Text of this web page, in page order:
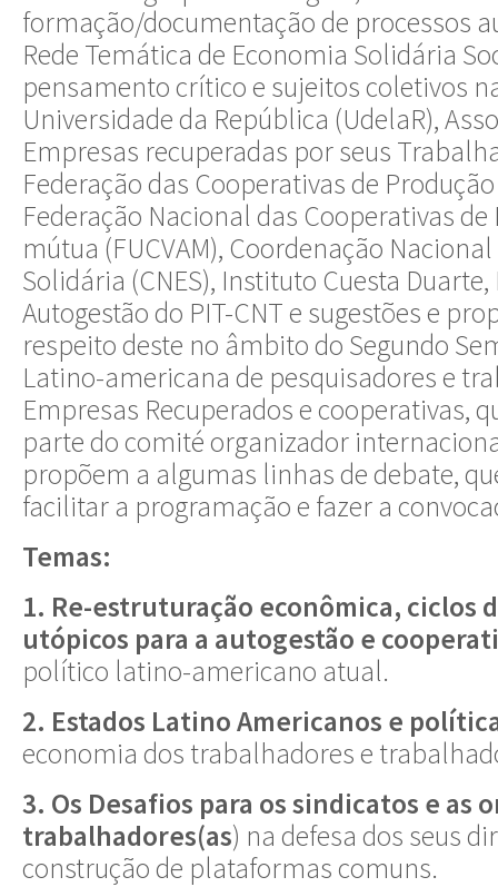
formação/documentação de processos
Rede Temática de Economia Solidária
pensamento crítico e sujeitos coletivos
Universidade da República (UdelaR),
Empresas recuperadas por seus
Federação das Cooperativas de
Federação Nacional das Cooperativas
mútua (FUCVAM), Coordenação
Solidária (CNES), Instituto Cuesta Duarte,
Autogestão do PIT-CNT e sugestões e
respeito deste no âmbito do Segundo
Latino-americana de pesquisadores e
Empresas Recuperados e cooperativas,
parte do comité organizador
propõem a algumas linhas de debate,
facilitar a programação e fazer a
Temas:
1. Re-estruturação econômica, ciclos
utópicos para a autogestão e
político latino-americano atual.
2. Estados Latino Americanos e
economia dos trabalhadores e
3. Os Desafios para os sindicatos e as
trabalhadores(as) na defesa dos seus
construção de plataformas comuns.